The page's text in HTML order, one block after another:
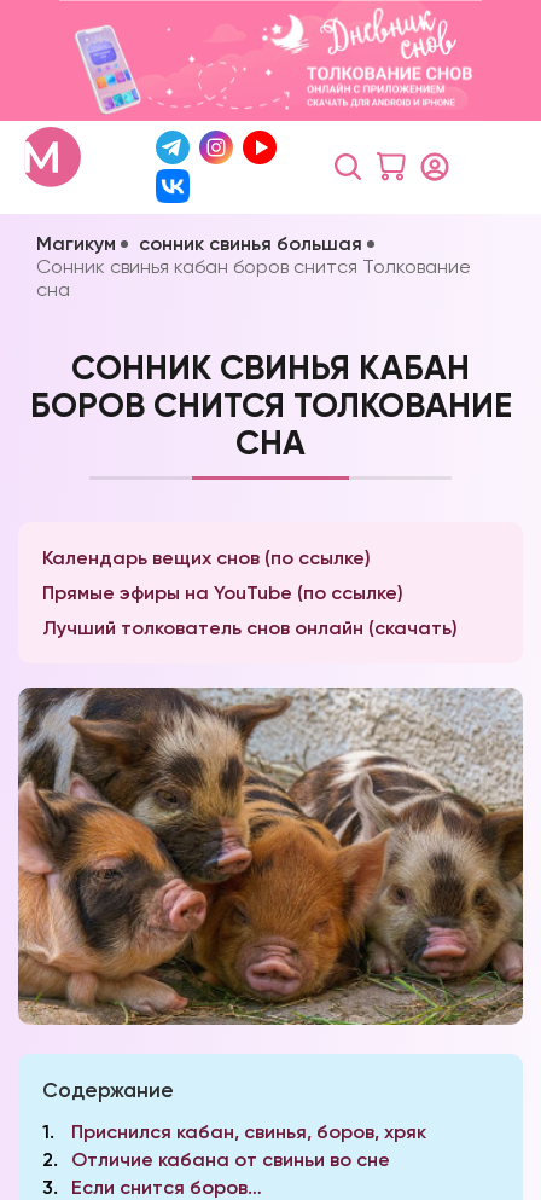
Магикум
сонник свинья большая
Сонник свинья кабан боров снится Толкование
сна
СОННИК СВИНЬЯ КАБАН
БОРОВ СНИТСЯ ТОЛКОВАНИЕ
СНА
Календарь вещих снов (по ссылке)
Прямые эфиры на YouTube (по ссылке)
Лучший толкователь снов онлайн (скачать)
Содержание
1
Приснился кабан, свинья, боров, хряк
2
Отличие кабана от свиньи во сне
3
Если снится боров…